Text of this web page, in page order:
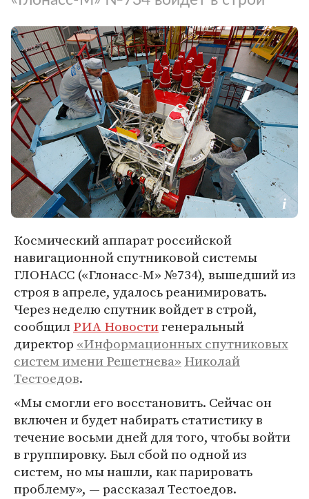
Космический аппарат российской
навигационной спутниковой системы
ГЛОНАСС («Глонасс-М» №734), вышедший из
строя в апреле, удалось реанимировать.
Через неделю спутник войдет в строй,
сообщилРИА Новостигенеральный
директор «Информационных спутниковых
систем имени Решетнева» Николай
Тестоедов.
«Мы смогли его восстановить. Сейчас он
включен и будет набирать статистику в
течение восьми дней для того, чтобы войти
в группировку. Был сбой по одной из
систем, но мы нашли, как парировать
проблему», — рассказал Тестоедов.